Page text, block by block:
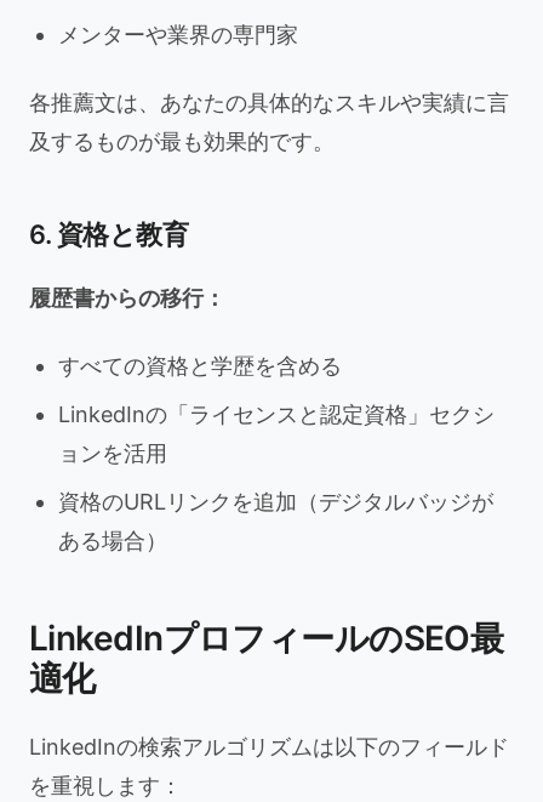
メンターや業界の専門家
各推薦文は、あなたの具体的なスキルや実績に言
及するものが最も効果的です。
6. 資格と教育
履歴書からの移行：
すべての資格と学歴を含める
LinkedInの「ライセンスと認定資格」セクシ
ョンを活用
資格のURLリンクを追加（デジタルバッジが
ある場合）
LinkedInプロフィールのSEO最
適化
LinkedInの検索アルゴリズムは以下のフィールド
を重視します：